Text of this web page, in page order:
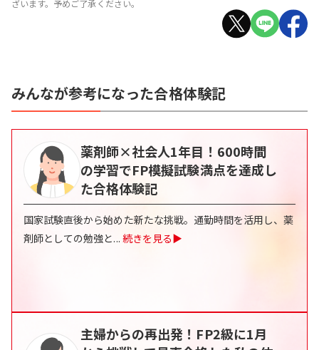
ざいます。予めご了承ください。
みんなが参考になった合格体験記
薬剤師×社会人1年目！600時間
の学習でFP模擬試験満点を達成し
た合格体験記
国家試験直後から始めた新たな挑戦。通勤時間を活用し、薬
剤師としての勉強と... 続きを見る▶
主婦からの再出発！FP2級に1月